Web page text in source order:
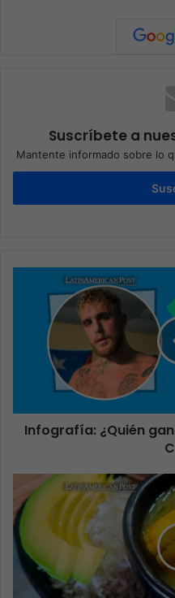
Suscríbete a
Mantente informado sobre lo
Infografía: ¿Quién